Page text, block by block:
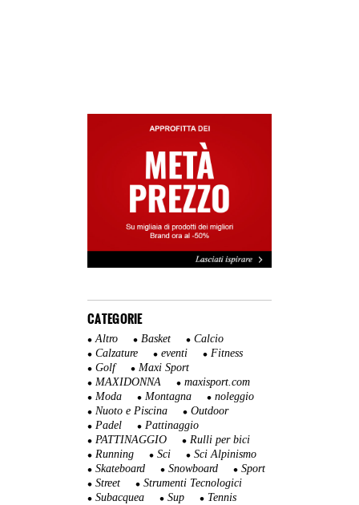
CATEGORIE
Altro Basket
Calcio
Calzature
eventi
Fitness
Golf
Maxi Sport
MAXIDONNA
maxisport.com
Moda
Montagna
noleggio
Nuoto e Piscina
Outdoor
Padel
Pattinaggio
PATTINAGGIO
Rulli per bici
Running
Sci
Sci Alpinismo
Skateboard
Snowboard
Sport
Street
Strumenti Tecnologici
Subacquea
Sup
Tennis